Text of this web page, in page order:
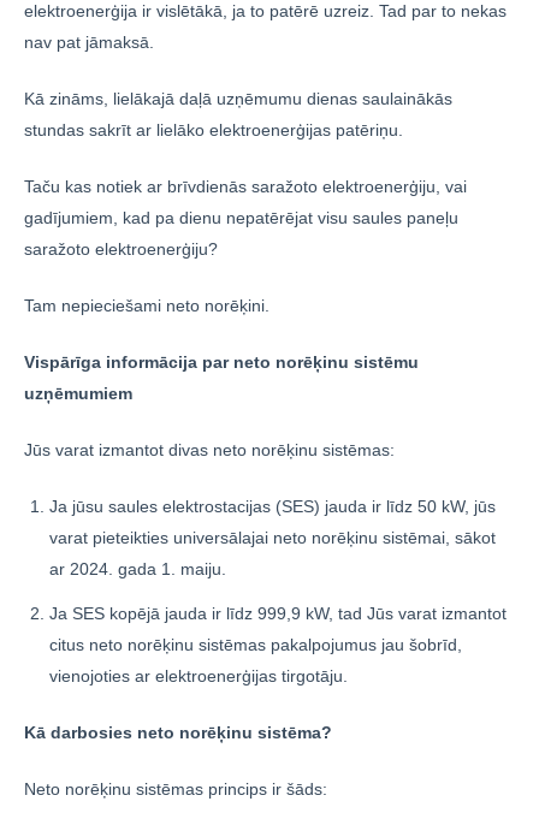
elektroenerģija ir vislētākā, ja to patērē uzreiz. Tad par to nekas
nav pat jāmaksā.
Kā zināms, lielākajā daļā uzņēmumu dienas saulainākās
stundas sakrīt ar lielāko elektroenerģijas patēriņu.
Taču kas notiek ar brīvdienās saražoto elektroenerģiju, vai
gadījumiem, kad pa dienu nepatērējat visu saules paneļu
saražoto elektroenerģiju?
Tam nepieciešami neto norēķini.
Vispārīga informācija par neto norēķinu sistēmu
uzņēmumiem
Jūs varat izmantot divas neto norēķinu sistēmas:
Ja jūsu saules elektrostacijas (SES) jauda ir līdz 50 kW, jūs
varat pieteikties universālajai neto norēķinu sistēmai, sākot
ar 2024. gada 1. maiju.
Ja SES kopējā jauda ir līdz 999,9 kW, tad Jūs varat izmantot
citus neto norēķinu sistēmas pakalpojumus jau šobrīd,
vienojoties ar elektroenerģijas tirgotāju.
Kā darbosies neto norēķinu sistēma?
Neto norēķinu sistēmas princips ir šāds: